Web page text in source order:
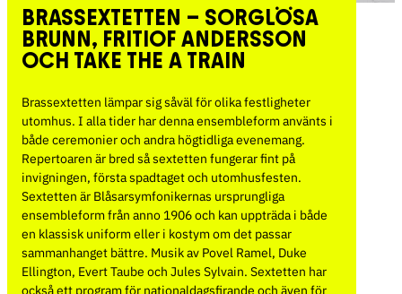
BRASSEXTETTEN – SORGLÖSA
BRUNN, FRITIOF ANDERSSON
OCH TAKE THE A TRAIN
Brassextetten lämpar sig såväl för olika festligheter
utomhus. I alla tider har denna ensembleform använts i
både ceremonier och andra högtidliga evenemang.
Repertoaren är bred så sextetten fungerar fint på
invigningen, första spadtaget och utomhusfesten.
Sextetten är Blåsarsymfonikernas ursprungliga
ensembleform från anno 1906 och kan uppträda i både
en klassisk uniform eller i kostym om det passar
sammanhanget bättre. Musik av Povel Ramel, Duke
Ellington, Evert Taube och Jules Sylvain. Sextetten har
också ett program för nationaldagsfirande och även för